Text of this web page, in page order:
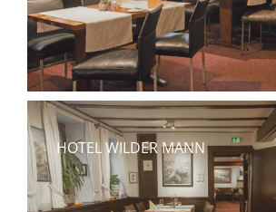
HOTEL WILDER MANN